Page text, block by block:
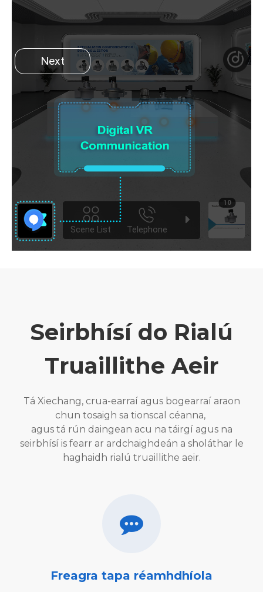
Seirbhísí do Rialú
Truaillithe Aeir
Tá Xiechang, crua-earraí agus bogearraí araon
chun tosaigh sa tionscal céanna,
agus tá rún daingean acu na táirgí agus na
seirbhísí is fearr ar ardchaighdeán a sholáthar le
haghaidh rialú truaillithe aeir.
Freagra tapa réamhdhíola